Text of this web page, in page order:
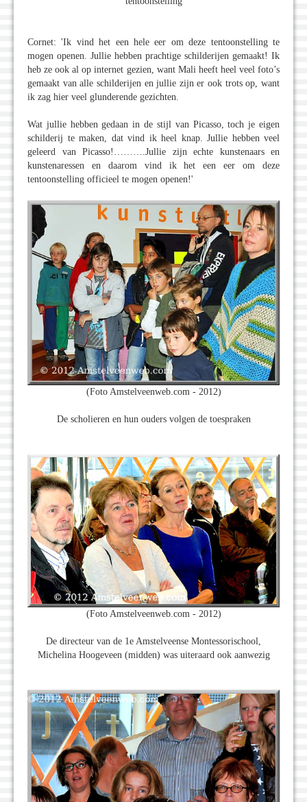
Cornet: 'Ik vind het een hele eer om deze tentoonstelling te
mogen openen. Jullie hebben prachtige schilderijen gemaakt! Ik
heb ze ook al op internet gezien, want Mali heeft heel veel foto’s
gemaakt van alle schilderijen en jullie zijn er ook trots op, want
ik zag hier veel glunderende gezichten.
Wat jullie hebben gedaan in de stijl van Picasso, toch je eigen
schilderij te maken, dat vind ik heel knap. Jullie hebben veel
geleerd van Picasso!……….Jullie zijn echte kunstenaars en
kunstenaressen en daarom vind ik het een eer om deze
tentoonstelling officieel te mogen openen!'
(Foto Amstelveenweb.com - 2012)
De scholieren en hun ouders volgen de toespraken
(Foto Amstelveenweb.com - 2012)
De directeur van de 1e Amstelveense Montessorischool,
Michelina Hoogeveen (midden) was uiteraard ook aanwezig